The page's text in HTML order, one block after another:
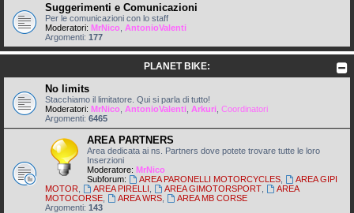
Suggerimenti e Comunicazioni
Per le comunicazioni con lo staff
Moderatori: MrNico AntonioValenti
Argomenti: 177
PLANET BIKE:
No limits
Stacchiamo il limitatore. Qui si parla di tutto!
Moderatori: MrNico AntonioValenti Arkuri Coordinatori
Argomenti: 6465
AREA PARTNERS
Area dedicata ai ns. Partners dove potete trovare tutte le loro
Inserzioni
Moderatore: MrNico
Subforum:
AREA PARONELLI MOTORCYCLES,
AREA GIPI
MOTOR
AREA PIRELLI AREA GIMOTORSPORT,
AREA
MOTOCORSE
AREA WRS,
AREA MB CORSE
Argomenti: 143